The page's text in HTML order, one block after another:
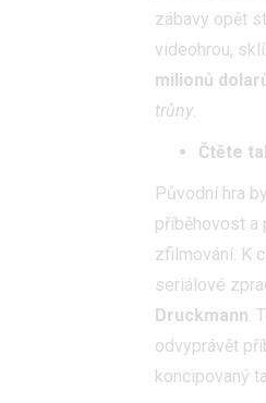
zábavy opět
videohrou,
milionů
trůny.
Čtěte
Původní hra
příběhovost a
zfilmování. K
seriálové
Druckmann.
odvyprávět
koncipovaný